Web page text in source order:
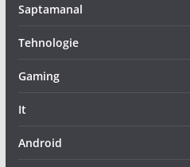
Saptamanal
Tehnologie
Gaming
It
Android